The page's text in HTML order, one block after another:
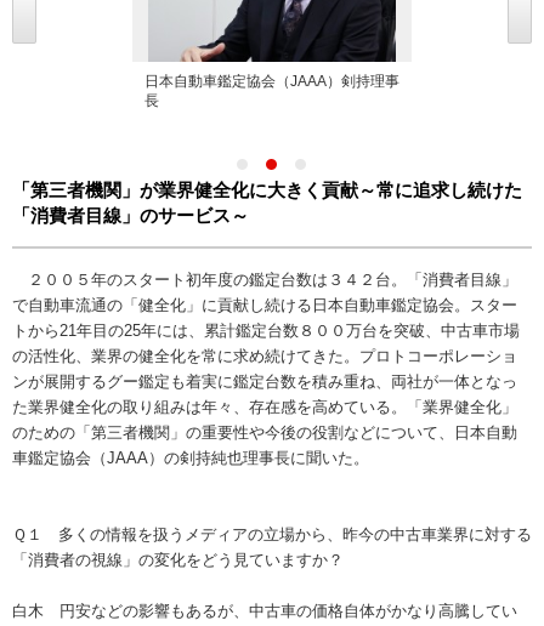
日本自動車鑑定協会（JAAA）剣持理事
長
「第三者機関」が業界健全化に大きく貢献～常に追求し続けた
「消費者目線」のサービス～
２００５年のスタート初年度の鑑定台数は３４２台。「消費者目線」
で自動車流通の「健全化」に貢献し続ける日本自動車鑑定協会。スター
トから21年目の25年には、累計鑑定台数８００万台を突破、中古車市場
の活性化、業界の健全化を常に求め続けてきた。プロトコーポレーショ
ンが展開するグー鑑定も着実に鑑定台数を積み重ね、両社が一体となっ
た業界健全化の取り組みは年々、存在感を高めている。「業界健全化」
のための「第三者機関」の重要性や今後の役割などについて、日本自動
車鑑定協会（JAAA）の剣持純也理事長に聞いた。
Ｑ１ 多くの情報を扱うメディアの立場から、昨今の中古車業界に対する
「消費者の視線」の変化をどう見ていますか？
白木 円安などの影響もあるが、中古車の価格自体がかなり高騰してい